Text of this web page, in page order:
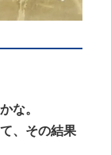
な。
、その結果